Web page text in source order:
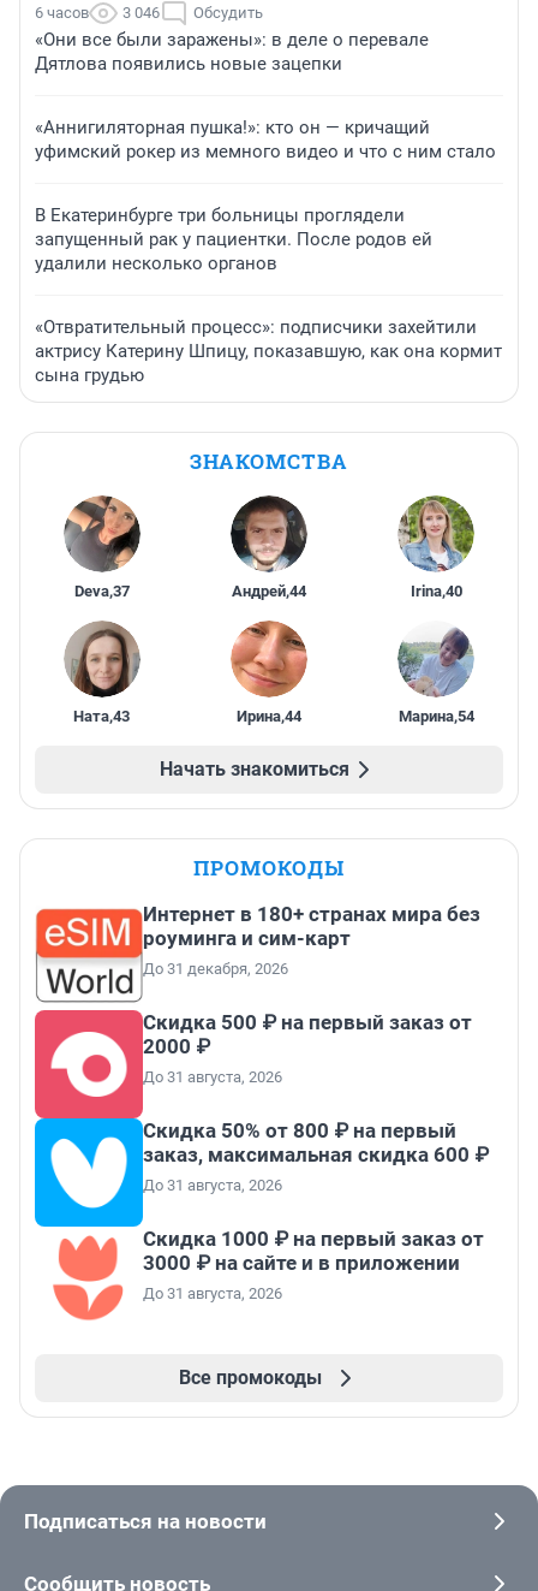
6 часов 3 046 Обсудить
«Они все были заражены»: в деле о перевале
Дятлова появились новые зацепки
«Аннигиляторная пушка!»: кто он — кричащий
уфимский рокер из мемного видео и что с ним стало
В Екатеринбурге три больницы проглядели
запущенный рак у пациентки. После родов ей
удалили несколько органов
«Отвратительный процесс»: подписчики захейтили
актрису Катерину Шпицу, показавшую, как она кормит
сына грудью
ЗНАКОМСТВА
Deva,37 Андрей,44 Irina,40
Ната,43 Ирина,44 Марина,54
Начать знакомиться
ПРОМОКОДЫ
Интернет в 180+ странах мира без
роуминга и сим-карт
До 31 декабря, 2026
Скидка 500 ₽ на первый заказ от
2000 ₽
До 31 августа, 2026
Скидка 50% от 800 ₽ на первый
заказ, максимальная скидка 600 ₽
До 31 августа, 2026
Скидка 1000 ₽ на первый заказ от
3000 ₽ на сайте и в приложении
До 31 августа, 2026
Все промокоды
Подписаться на новости
Сообщить новость